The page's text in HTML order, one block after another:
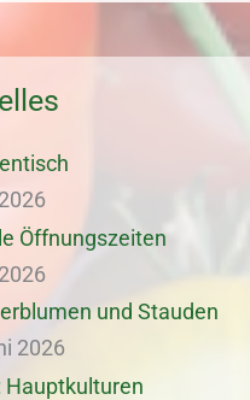
Öffnungszeiten
und Stauden
2026
Hauptkulturen